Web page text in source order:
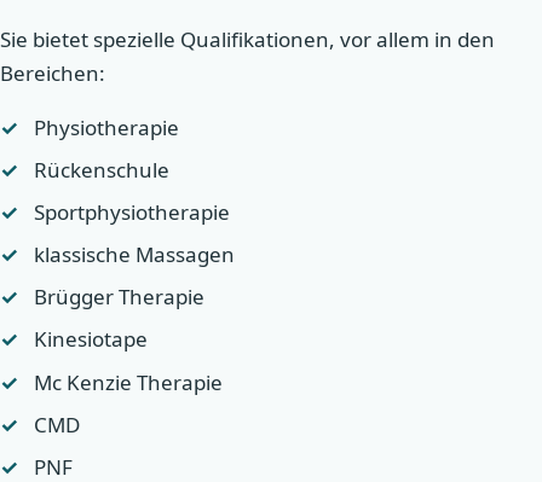
Sie bietet spezielle Qualifikationen, vor allem in den
Bereichen:
Physiotherapie
Rückenschule
Sportphysiotherapie
klassische Massagen
Brügger Therapie
Kinesiotape
Mc Kenzie Therapie
CMD
PNF